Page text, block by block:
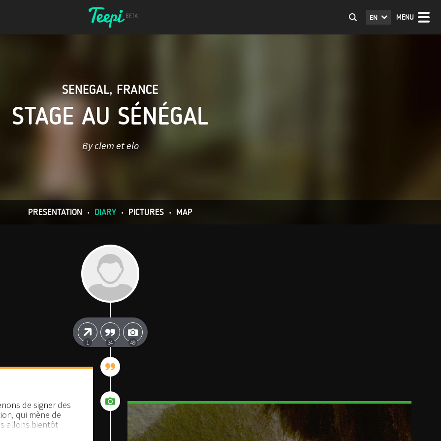
MENU
EN
SENEGAL, FRANCE
STAGE AU SÉNÉGAL
By clem et elo
PRESENTATION • DIARY • PICTURES • MAP
1 34 49
de signer des
qui mène de
allons bientôt